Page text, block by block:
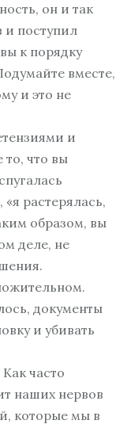
он и так
и поступил
к порядку
вместе,
и это не
и
что вы
растерялась,
образом, вы
деле, не
документы
и убивать
часто
наших нервов
которые мы в